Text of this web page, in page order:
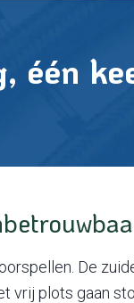
één
De
vrij plots gaan